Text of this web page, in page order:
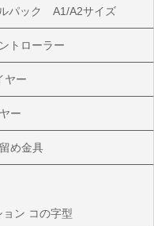
パック A1/A2サイズ
トローラー
ヤー
ー
め金具
ン コの字型